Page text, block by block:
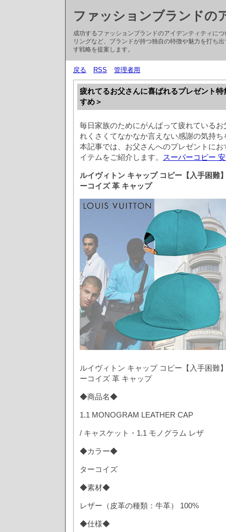
ファッションブランドの
成功するファッションブランドのアイデンティティに
リングなど、ブランドが持つ独自の特徴や魅力を打ち
す戦略を提案します。
戻る RSS 管理者用
疲れてるお父さんに喜ばれるプレゼント
すめ＞
毎日家族のためにがんばって疲れている
れくさくてなかなか言えない感謝の気持
本記事では、お父さんへのプレゼントに
イテムをご紹介します。
スーパーコピー
ルイヴィトン キャップ コピー【入手困難
ーコイズ 革 キャップ
ルイヴィトン キャップ コピー【入手困難
ーコイズ 革 キャップ
◆商品名◆
1.1 MONOGRAM LEATHER CAP
/ キャスケット・1.1 モノグラム レザ
◆カラー◆
ターコイズ
◆素材◆
レザー（皮革の種類：牛革） 100%
◆仕様◆